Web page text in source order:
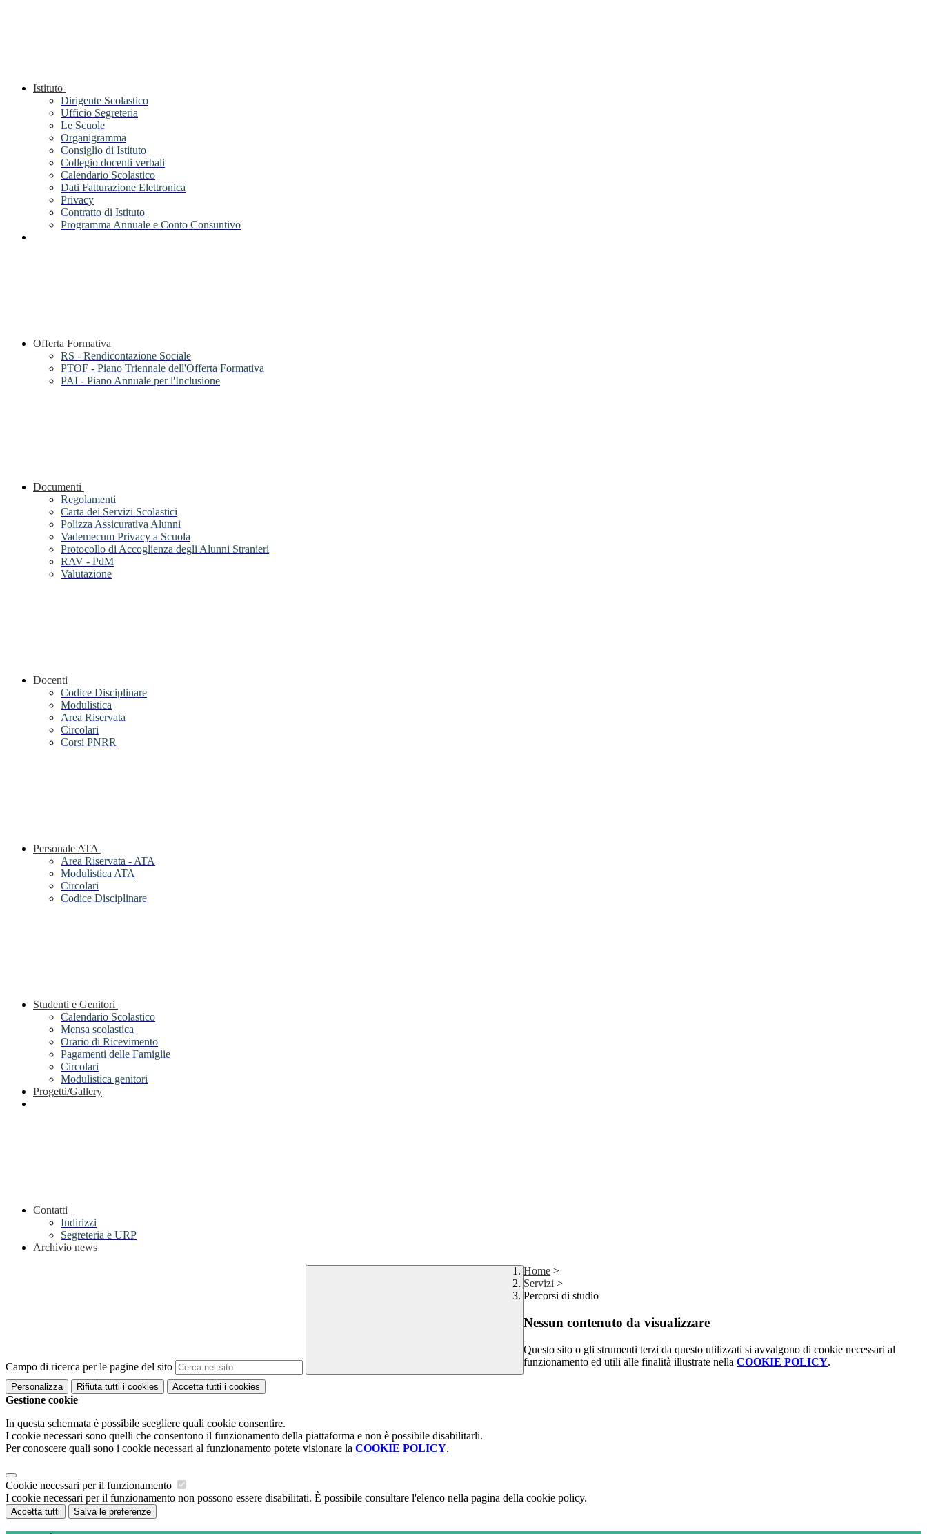
Istituto
Dirigente Scolastico
Ufficio Segreteria
Le Scuole
Organigramma
Consiglio di Istituto
Collegio docenti verbali
Calendario Scolastico
Dati Fatturazione Elettronica
Privacy
Contratto di Istituto
Programma Annuale e Conto Consuntivo
Offerta Formativa
RS - Rendicontazione Sociale
PTOF - Piano Triennale dell'Offerta Formativa
PAI - Piano Annuale per l'Inclusione
Documenti
Regolamenti
Carta dei Servizi Scolastici
Polizza Assicurativa Alunni
Vademecum Privacy a Scuola
Protocollo di Accoglienza degli Alunni Stranieri
RAV - PdM
Valutazione
Docenti
Codice Disciplinare
Modulistica
Area Riservata
Circolari
Corsi PNRR
Personale ATA
Area Riservata - ATA
Modulistica ATA
Circolari
Codice Disciplinare
Studenti e Genitori
Calendario Scolastico
Mensa scolastica
Orario di Ricevimento
Pagamenti delle Famiglie
Circolari
Modulistica genitori
Progetti/Gallery
Contatti
Indirizzi
Segreteria e URP
Archivio news
Campo di ricerca per le pagine del sito
Home >
Servizi >
Percorsi di studio
Nessun contenuto da visualizzare
Questo sito o gli strumenti terzi da questo utilizzati si avvalgono di cookie necessari al
funzionamento ed utili alle finalità illustrate nella COOKIE POLICY.
Personalizza Rifiuta tutti i cookies Accetta tutti i cookies
Gestione cookie
In questa schermata è possibile scegliere quali cookie consentire.
I cookie necessari sono quelli che consentono il funzionamento della piattaforma e non è possibile disabilitarli.
Per conoscere quali sono i cookie necessari al funzionamento potete visionare la COOKIE POLICY.
Cookie necessari per il funzionamento
I cookie necessari per il funzionamento non possono essere disabilitati. È possibile consultare l'elenco nella pagina della cookie policy.
Accetta tutti Salva le preferenze